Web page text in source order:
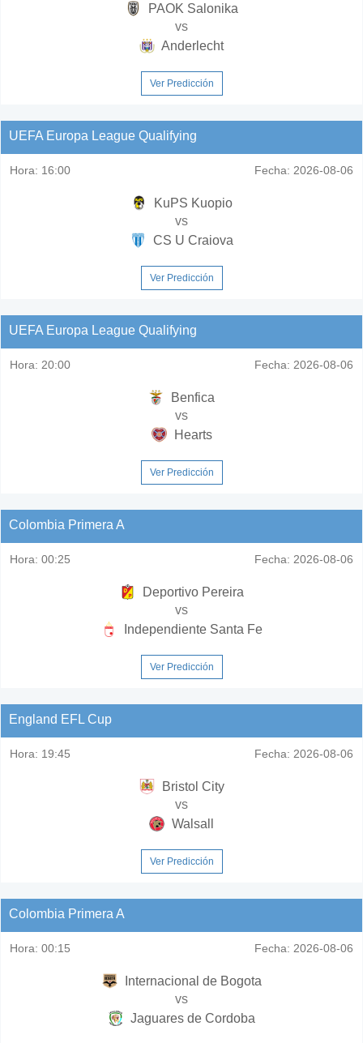
PAOK Salonika
vs
Anderlecht
Ver Predicción
UEFA Europa League Qualifying
Hora: 16:00 Fecha: 2026-08-06
KuPS Kuopio
vs
CS U Craiova
Ver Predicción
UEFA Europa League Qualifying
Hora: 20:00 Fecha: 2026-08-06
Benfica
vs
Hearts
Ver Predicción
Colombia Primera A
Hora: 00:25 Fecha: 2026-08-06
Deportivo Pereira
vs
Independiente Santa Fe
Ver Predicción
England EFL Cup
Hora: 19:45 Fecha: 2026-08-06
Bristol City
vs
Walsall
Ver Predicción
Colombia Primera A
Hora: 00:15 Fecha: 2026-08-06
Internacional de Bogota
vs
Jaguares de Cordoba